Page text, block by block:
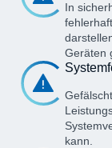
In
Geräten
kann.